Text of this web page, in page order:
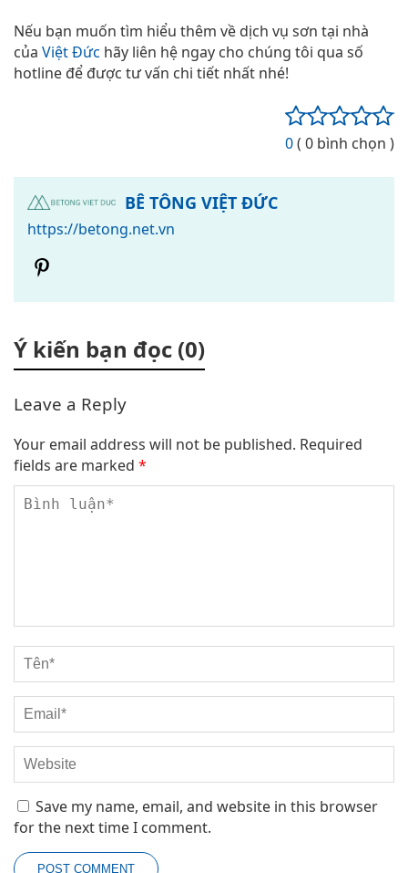
Nếu bạn muốn tìm hiểu thêm về dịch vụ sơn tại nhà
của Việt Đức hãy liên hệ ngay cho chúng tôi qua số
hotline để được tư vấn chi tiết nhất nhé!
0( 0 bình chọn )
BÊ TÔNG VIỆT ĐỨC
https://betong.net.vn
Ý kiến bạn đọc (0)
Leave a Reply
Your email address will not be published. Required
fields are marked *
Save my name, email, and website in this browser
for the next time I comment.